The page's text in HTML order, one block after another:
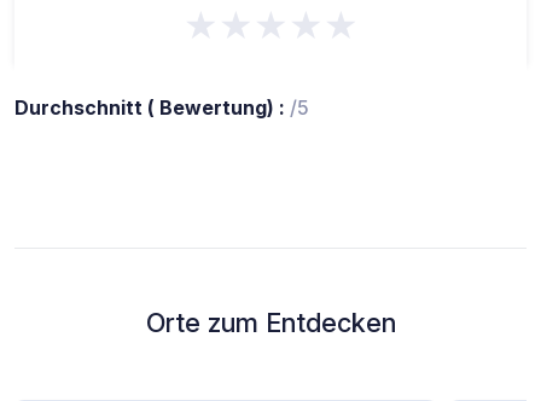
★★★★★
Durchschnitt ( Bewertung) : /5
Orte zum Entdecken